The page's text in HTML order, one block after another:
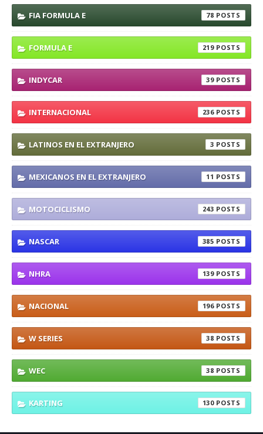
FIA FORMULA E 78
FORMULA E 219
INDYCAR 39
INTERNACIONAL 236
LATINOS EN EL EXTRANJERO 3
MEXICANOS EN EL EXTRANJERO 11
MOTOCICLISMO 243
NASCAR 385
NHRA 139
NACIONAL 196
W SERIES 38
WEC 38
KARTING 130